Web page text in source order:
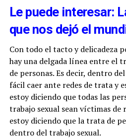
Le puede interesar:
que nos dejó el
Con todo el tacto y delicadeza
hay una delgada línea entre el
de personas. Es decir, dentro
fácil caer ante redes de trata y
estoy diciendo que todas las
trabajo sexual sean víctimas de
estoy diciendo que la trata de
dentro del trabajo sexual.